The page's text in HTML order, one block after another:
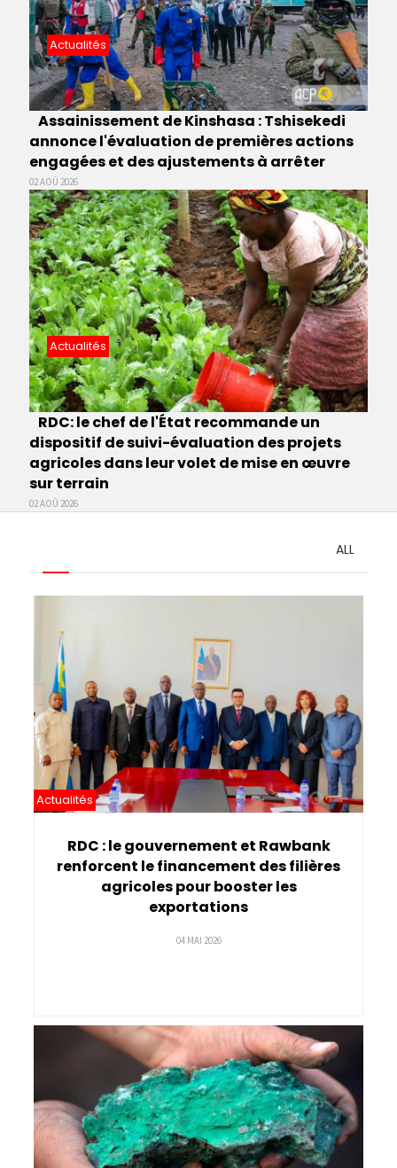
Actualités
Assainissement de Kinshasa : Tshisekedi
annonce l'évaluation de premières actions
engagées et des ajustements à arrêter
02 AOÛ 2026
Actualités
RDC: le chef de l'État recommande un
dispositif de suivi-évaluation des projets
agricoles dans leur volet de mise en œuvre
sur terrain
02 AOÛ 2026
ALL
Actualités
RDC : le gouvernement et Rawbank
renforcent le financement des filières
agricoles pour booster les
exportations
04 MAI 2026
Pagination